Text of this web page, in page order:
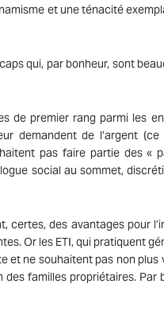
et une ténacité
qui, par bonheur, sont
de premier rang parmi les
demandent de l’argent
pas faire partie des «
social au sommet,
certes, des avantages pour
Or les ETI, qui pratiquent
et ne souhaitent pas non
familles propriétaires. Par